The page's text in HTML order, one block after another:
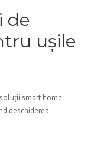
de
ușile
smart home
deschiderea,